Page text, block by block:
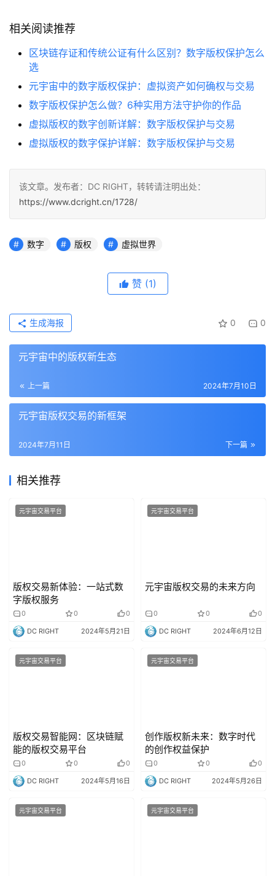
相关阅读推荐
区块链存证和传统公证有什么区别？数字版权保护怎么
选
元宇宙中的数字版权保护：虚拟资产如何确权与交易
数字版权保护怎么做？6种实用方法守护你的作品
虚拟版权的数字创新详解：数字版权保护与交易
虚拟版权的数字保护详解：数字版权保护与交易
该文章。发布者：DC RIGHT，转转请注明出处：
https://www.dcright.cn/1728/
数字 版权 虚拟世界
赞 (1)
0 0
生成海报
元宇宙中的版权新生态
上一篇 2024年7月10日
元宇宙版权交易的新框架
下一篇
2024年7月11日
相关推荐
元宇宙交易平台
版权交易新体验：一站式数
字版权服务
0 0 0
DC RIGHT 2024年5月21日
元宇宙交易平台
元宇宙版权交易的未来方向
0 0 0
DC RIGHT 2024年6月12日
元宇宙交易平台
版权交易智能网：区块链赋
能的版权交易平台
0 0 0
DC RIGHT 2024年5月16日
元宇宙交易平台
创作版权新未来：数字时代
的创作权益保护
0 0 0
DC RIGHT 2024年5月26日
元宇宙交易平台 元宇宙交易平台